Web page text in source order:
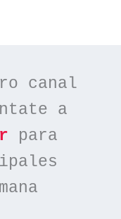
canal
a
para